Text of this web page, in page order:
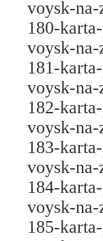
voysk-
180-
voysk-
181-
voysk-
182-
voysk-
183-
voysk-
184-
voysk-
185-